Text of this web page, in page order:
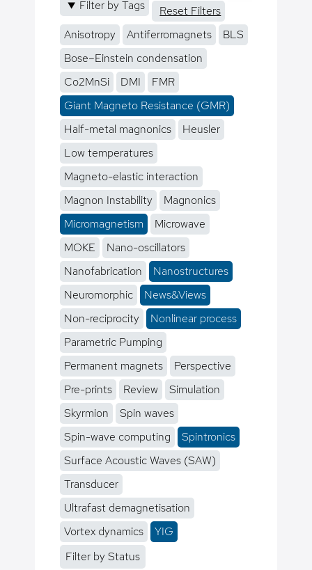
Filter by Tags
Reset Filters
Anisotropy
Antiferromagnets
BLS
Bose–Einstein condensation
Co2MnSi
DMI
FMR
Giant Magneto Resistance (GMR)
Half-metal magnonics
Heusler
Low temperatures
Magneto-elastic interaction
Magnon Instability
Magnonics
Micromagnetism
Microwave
MOKE
Nano-oscillators
Nanofabrication
Nanostructures
Neuromorphic
News&Views
Non-reciprocity
Nonlinear process
Parametric Pumping
Permanent magnets
Perspective
Pre-prints
Review
Simulation
Skyrmion
Spin waves
Spin-wave computing
Spintronics
Surface Acoustic Waves (SAW)
Transducer
Ultrafast demagnetisation
Vortex dynamics
YIG
Filter by Status